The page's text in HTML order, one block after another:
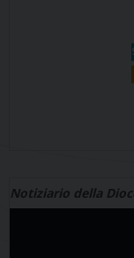
Notiziario della